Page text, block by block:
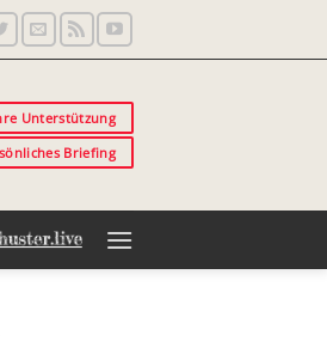
Unterstützung
Briefing